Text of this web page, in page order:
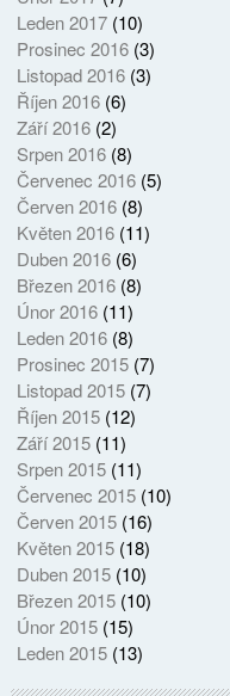
Leden 2017(10)
Prosinec 2016(3)
Listopad 2016(3)
Říjen 2016(6)
Září 2016(2)
Srpen 2016(8)
Červenec 2016(5)
Červen 2016(8)
Květen 2016(11)
Duben 2016(6)
Březen 2016(8)
Únor 2016(11)
Leden 2016(8)
Prosinec 2015(7)
Listopad 2015(7)
Říjen 2015(12)
Září 2015(11)
Srpen 2015(11)
Červenec 2015(10)
Červen 2015(16)
Květen 2015(18)
Duben 2015(10)
Březen 2015(10)
Únor 2015(15)
Leden 2015(13)